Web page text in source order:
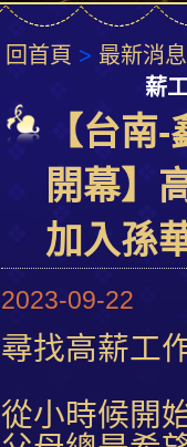
回首頁 > 最新消息
薪
【台南
開幕】
加入孫
2023-09-22
尋找高薪工
從小時候開